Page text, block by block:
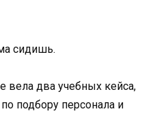
сидишь.
вела два учебных кейса,
подбору персонала и